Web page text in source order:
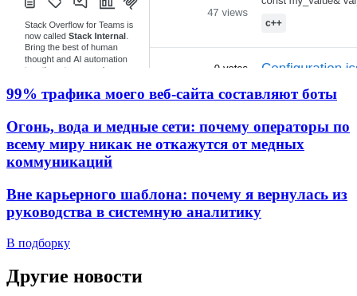
99% трафика моего веб‑сайта составляют боты
Огонь, вода и медные сети: почему операторы по
всему миру никак не откажутся от медных
коммуникаций
Вне карьерного шаблона: почему я вернулась из
руководства в системную аналитику
В подборку
Другие новости